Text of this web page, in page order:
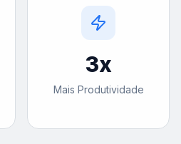
3x
Mais Produtividade